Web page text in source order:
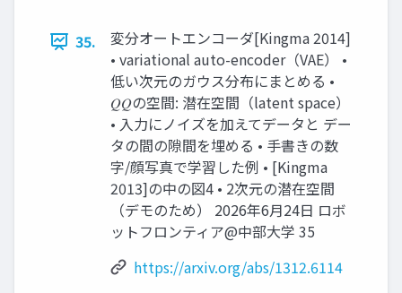
35.
変分オートエンコーダ[Kingma 2014]
• variational auto-encoder（VAE） •
低い次元のガウス分布にまとめる •
𝑄𝑄の空間: 潜在空間（latent space）
• 入力にノイズを加えてデータと デー
タの間の隙間を埋める • 手書きの数
字/顔写真で学習した例 • [Kingma
2013]の中の図4 • 2次元の潜在空間
（デモのため） 2026年6月24日 ロボ
ットフロンティア@中部大学 35
https://arxiv.org/abs/1312.6114